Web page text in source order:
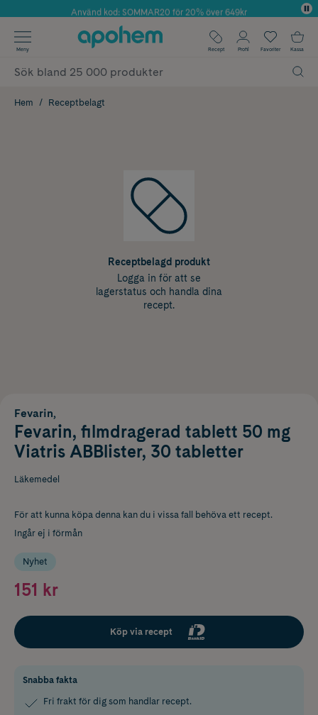
Årets Butik 2025 inom Skönhet
Använd kod: SOMMAR20 för 20% över 649kr
✓ Fri frakt
✓ Poäng på alla köp*
Meny Recept Profil Favoriter Kassa
Hem Receptbelagt
Receptbelagd produkt
Logga in för att se
lagerstatus och handla dina
recept.
Fevarin,
Fevarin, filmdragerad tablett 50 mg
Viatris ABBlister, 30 tabletter
Läkemedel
För att kunna köpa denna kan du i vissa fall behöva ett recept.
Ingår ej i förmån
Nyhet
151 kr
Köp via recept
Snabba fakta
Fri frakt för dig som handlar recept.